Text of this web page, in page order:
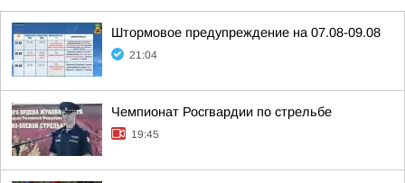
Штормовое предупреждение на 07.08-09.08
21:04
Чемпионат Росгвардии по стрельбе
19:45